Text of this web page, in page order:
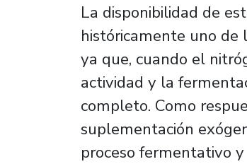
La disponibilidad de
históricamente uno de
ya que, cuando el
actividad y la
completo. Como
suplementación
proceso fermentativo